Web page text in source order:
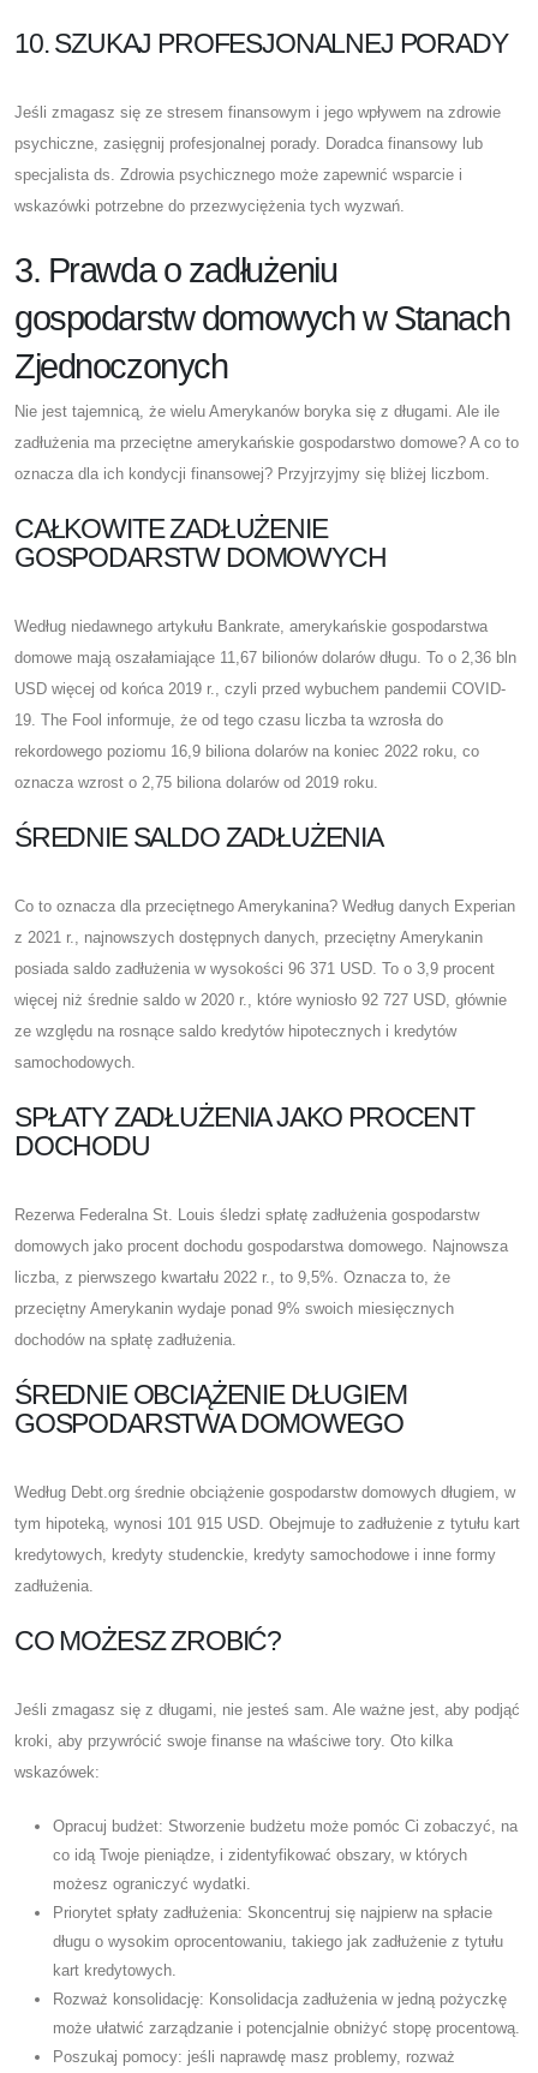
10. SZUKAJ PROFESJONALNEJ PORADY
Jeśli zmagasz się ze stresem finansowym i jego wpływem na zdrowie
psychiczne, zasięgnij profesjonalnej porady. Doradca finansowy lub
specjalista ds. Zdrowia psychicznego może zapewnić wsparcie i
wskazówki potrzebne do przezwyciężenia tych wyzwań.
3. Prawda o zadłużeniu
gospodarstw domowych w Stanach
Zjednoczonych
Nie jest tajemnicą, że wielu Amerykanów boryka się z długami. Ale ile
zadłużenia ma przeciętne amerykańskie gospodarstwo domowe? A co to
oznacza dla ich kondycji finansowej? Przyjrzyjmy się bliżej liczbom.
CAŁKOWITE ZADŁUŻENIE
GOSPODARSTW DOMOWYCH
Według niedawnego artykułu Bankrate, amerykańskie gospodarstwa
domowe mają oszałamiające 11,67 bilionów dolarów długu. To o 2,36 bln
USD więcej od końca 2019 r., czyli przed wybuchem pandemii COVID-
19. The Fool informuje, że od tego czasu liczba ta wzrosła do
rekordowego poziomu 16,9 biliona dolarów na koniec 2022 roku, co
oznacza wzrost o 2,75 biliona dolarów od 2019 roku.
ŚREDNIE SALDO ZADŁUŻENIA
Co to oznacza dla przeciętnego Amerykanina? Według danych Experian
z 2021 r., najnowszych dostępnych danych, przeciętny Amerykanin
posiada saldo zadłużenia w wysokości 96 371 USD. To o 3,9 procent
więcej niż średnie saldo w 2020 r., które wyniosło 92 727 USD, głównie
ze względu na rosnące saldo kredytów hipotecznych i kredytów
samochodowych.
SPŁATY ZADŁUŻENIA JAKO PROCENT
DOCHODU
Rezerwa Federalna St. Louis śledzi spłatę zadłużenia gospodarstw
domowych jako procent dochodu gospodarstwa domowego. Najnowsza
liczba, z pierwszego kwartału 2022 r., to 9,5%. Oznacza to, że
przeciętny Amerykanin wydaje ponad 9% swoich miesięcznych
dochodów na spłatę zadłużenia.
ŚREDNIE OBCIĄŻENIE DŁUGIEM
GOSPODARSTWA DOMOWEGO
Według Debt.org średnie obciążenie gospodarstw domowych długiem, w
tym hipoteką, wynosi 101 915 USD. Obejmuje to zadłużenie z tytułu kart
kredytowych, kredyty studenckie, kredyty samochodowe i inne formy
zadłużenia.
CO MOŻESZ ZROBIĆ?
Jeśli zmagasz się z długami, nie jesteś sam. Ale ważne jest, aby podjąć
kroki, aby przywrócić swoje finanse na właściwe tory. Oto kilka
wskazówek:
Opracuj budżet: Stworzenie budżetu może pomóc Ci zobaczyć, na
co idą Twoje pieniądze, i zidentyfikować obszary, w których
możesz ograniczyć wydatki.
Priorytet spłaty zadłużenia: Skoncentruj się najpierw na spłacie
długu o wysokim oprocentowaniu, takiego jak zadłużenie z tytułu
kart kredytowych.
Rozważ konsolidację: Konsolidacja zadłużenia w jedną pożyczkę
może ułatwić zarządzanie i potencjalnie obniżyć stopę procentową.
Poszukaj pomocy: jeśli naprawdę masz problemy, rozważ